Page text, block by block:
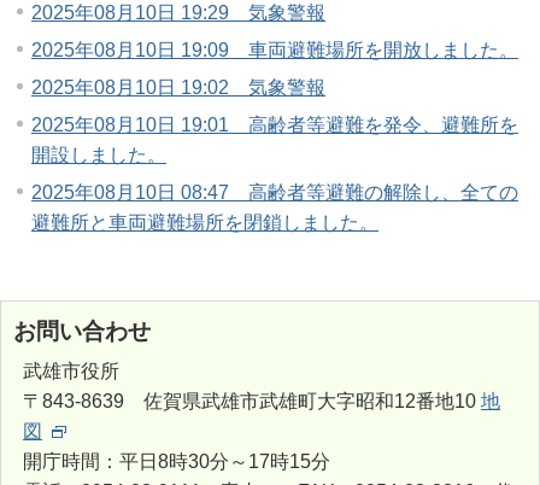
2025年08月10日 19:29 気象警報
2025年08月10日 19:09 車両避難場所を開放しました。
2025年08月10日 19:02 気象警報
2025年08月10日 19:01 高齢者等避難を発令、避難所を
開設しました。
2025年08月10日 08:47 高齢者等避難の解除し、全ての
避難所と車両避難場所を閉鎖しました。
お問い合わせ
武雄市役所
〒843-8639 佐賀県武雄市武雄町大字昭和12番地10 地
図
開庁時間：平日8時30分～17時15分